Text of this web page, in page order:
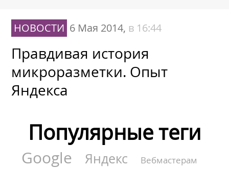
НОВОСТИ 6 Мая 2014, в 16:44
Правдивая история
микроразметки. Опыт
Яндекса
Популярные теги
Google Яндекс
Вебмастерам